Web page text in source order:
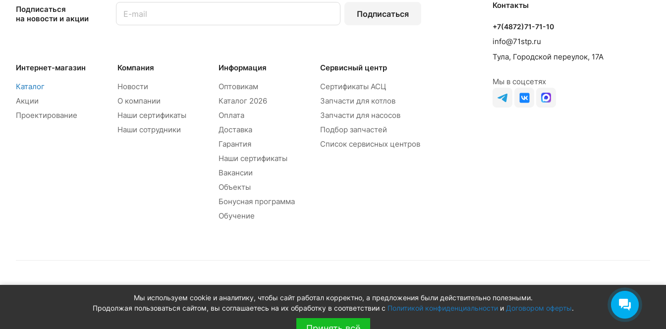
Подписаться
на новости и акции
Подписаться
Интернет-магазин
Каталог
Акции
Проектирование
Компания
Новости
О компании
Наши сертификаты
Наши сотрудники
Информация
Оптовикам
Каталог 2026
Оплата
Доставка
Гарантия
Наши сертификаты
Вакансии
Объекты
Бонусная программа
Обучение
Сервисный центр
Сертификаты АСЦ
Запчасти для котлов
Запчасти для насосов
Подбор запчастей
Список сервисных центров
Контакты
+7(4872)71-71-10
info@71stp.ru
Тула, Городской переулок, 17А
Мы в соцсетях
© 2026 Сантехплюс: Интернет-магазин отопления, водоснабжения
Юридический адрес: 390023, г. Рязань, проезд Яблочкова, д.8Ж
ИНН/КПП: 6230087631/623001001
Мы используем cookie и аналитику, чтобы сайт работал корректно, а предложения были действительно полезными.
Продолжая пользоваться сайтом, вы соглашаетесь на их обработку в соответствии с Политикой конфиденциальностии Договором оферты.
Конфиденциальность Оферта